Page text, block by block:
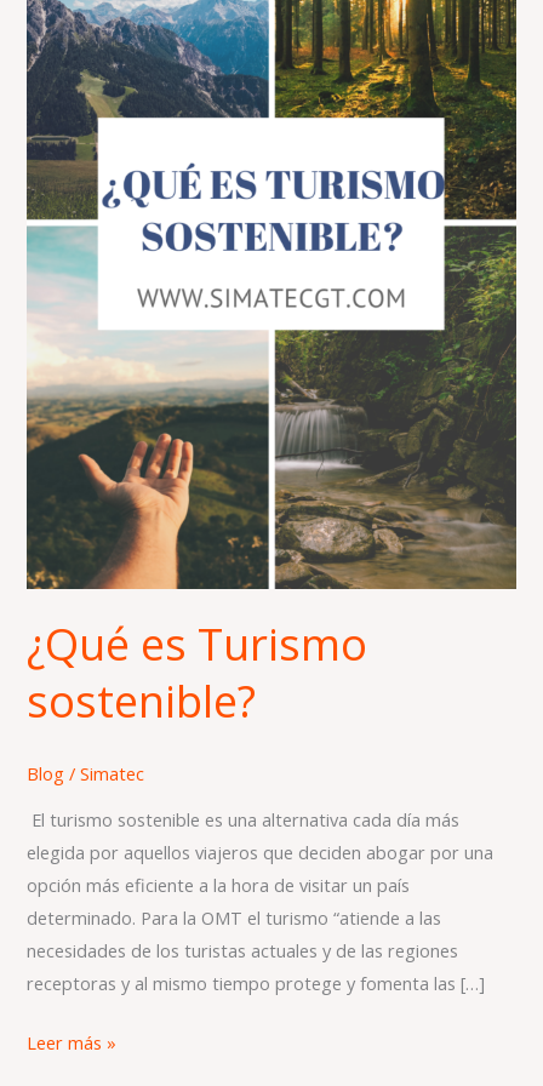
¿Qué es Turismo
sostenible?
Blog /Simatec
El turismo sostenible es una alternativa cada día más
elegida por aquellos viajeros que deciden abogar por una
opción más eficiente a la hora de visitar un país
determinado. Para la OMT el turismo “atiende a las
necesidades de los turistas actuales y de las regiones
receptoras y al mismo tiempo protege y fomenta las […]
Leer más »